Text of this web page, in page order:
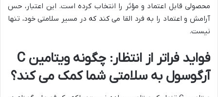
محصولی قابل اعتماد و مؤثر را انتخاب کرده است. این اعتبار، حس
آرامش و اعتماد را به فرد القا می کند که در مسیر سلامتی خود، تنها
نیست.
فواید فراتر از انتظار: چگونه ویتامین C
آرگوسول به سلامتی شما کمک می کند؟